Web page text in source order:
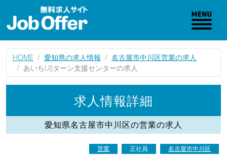
HOME 愛知県の求人情報
名古屋市中川区営業の求人
あいちUIJターン支援センターの求人
求人情報詳細
愛知県名古屋市中川区の営業の求人
営業 正社員 名古屋市中川区